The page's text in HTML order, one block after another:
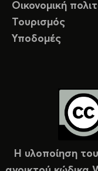
Οικονομική
Τουρισμός
Υποδομές
Η υλοποίηση